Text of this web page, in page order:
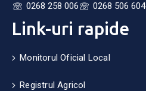
0268 258 006
0268 506 604
Link-uri rapide
Monitorul Oficial Local
Registrul Agricol